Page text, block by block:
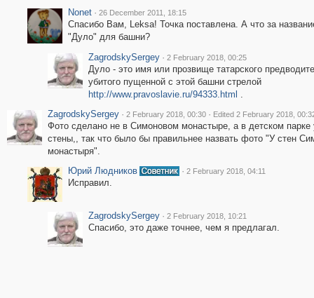
Nonet · 26 December 2011, 18:15
Cпасибо Вам, Leksa! Точка поставлена. А что за
"Дуло" для башни?
ZagrodskySergey · 2 February 2018, 00:25
Дуло - это имя или прозвище татарского
убитого пущенной с этой башни стрелой
http://www.pravoslavie.ru/94333.html .
ZagrodskySergey · 2 February 2018, 00:30 · Edited 2 February 2018,
Фото сделано не в Симоновом монастыре, а в детском парке
стены,, так что было бы правильнее назвать фото "У стен
монастыря".
Юрий Людников
· 2 February 2018, 04:11
Исправил.
ZagrodskySergey · 2 February 2018, 10:21
Спасибо, это даже точнее, чем я предлагал.